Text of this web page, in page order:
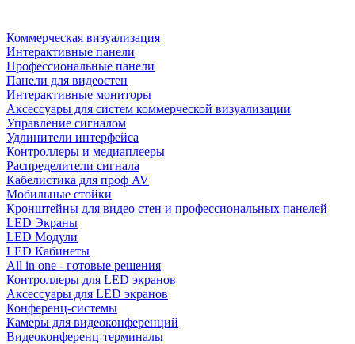
Коммерческая визуализация
Интерактивные панели
Профессиональные панели
Панели для видеостен
Интерактивные мониторы
Аксессуары для систем коммерческой визуализации
Управление сигналом
Удлинители интерфейса
Контроллеры и медиаплееры
Распределители сигнала
Кабелистика для проф AV
Мобильные стойки
Кронштейны для видео стен и профессиональных панелей
LED Экраны
LED Модули
LED Кабинеты
All in one - готовые решения
Контроллеры для LED экранов
Аксессуары для LED экранов
Конференц-системы
Камеры для видеоконференций
Видеоконференц-терминалы